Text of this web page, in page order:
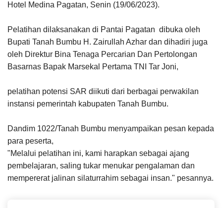
Hotel Medina Pagatan, Senin (19/06/2023).
Pelatihan dilaksanakan di Pantai Pagatan dibuka oleh
Bupati Tanah Bumbu H. Zairullah Azhar dan dihadiri juga
oleh Direktur Bina Tenaga Percarian Dan Pertolongan
Basarnas Bapak Marsekal Pertama TNI Tar Joni,
pelatihan potensi SAR diikuti dari berbagai perwakilan
instansi pemerintah kabupaten Tanah Bumbu.
Dandim 1022/Tanah Bumbu menyampaikan pesan kepada
para peserta,
"Melalui pelatihan ini, kami harapkan sebagai ajang
pembelajaran, saling tukar menukar pengalaman dan
mempererat jalinan silaturrahim sebagai insan." pesannya.